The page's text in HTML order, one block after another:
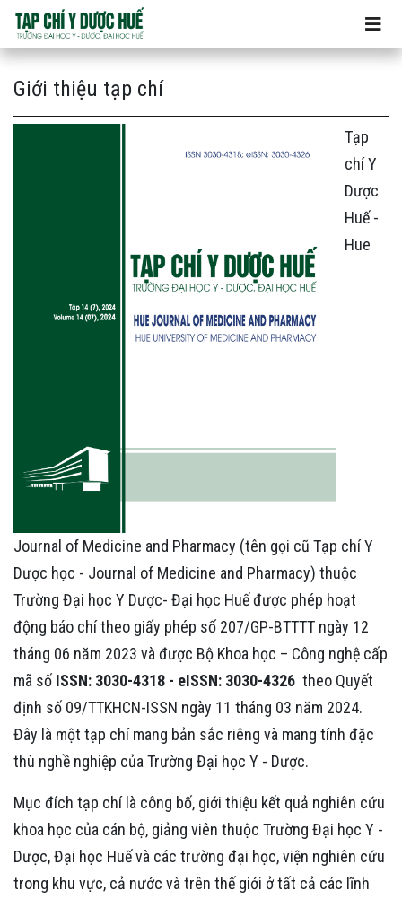
Giới thiệu tạp chí
Giới thiệu tạp chí
Tạp
chí Y
Dược
Huế -
Hue
Journal of Medicine and Pharmacy (tên gọi cũ Tạp chí Y
Dược học - Journal of Medicine and Pharmacy) thuộc
Trường Đại học Y Dược- Đại học Huế được phép hoạt
động báo chí theo giấy phép số 207/GP-BTTTT ngày 12
tháng 06 năm 2023 và được Bộ Khoa học – Công nghệ cấp
mã số ISSN: 3030-4318 - eISSN: 3030-4326 theo Quyết
định số 09/TTKHCN-ISSN ngày 11 tháng 03 năm 2024.
Đây là một tạp chí mang bản sắc riêng và mang tính đặc
thù nghề nghiệp của Trường Đại học Y - Dược.
Mục đích tạp chí là công bố, giới thiệu kết quả nghiên cứu
khoa học của cán bộ, giảng viên thuộc Trường Đại học Y -
Dược, Đại học Huế và các trường đại học, viện nghiên cứu
trong khu vực, cả nước và trên thế giới ở tất cả các lĩnh